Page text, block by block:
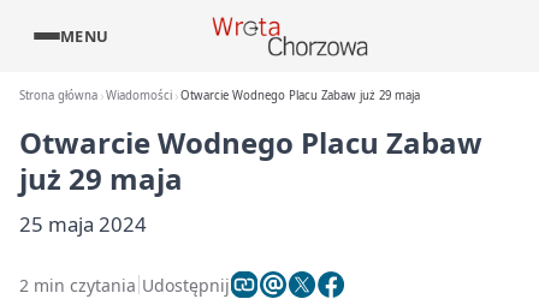
MENU
Strona główna Wiadomości Otwarcie Wodnego Placu Zabaw już 29 maja
Otwarcie Wodnego Placu Zabaw
już 29 maja
25 maja 2024
2 min czytania Udostępnij